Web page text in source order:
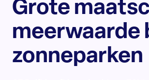
Grote
meerwaarde
zonneparken